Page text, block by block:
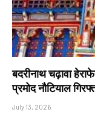
बदरीनाथ चढ़ावा
प्रमोद नौटियाल
July 13, 2026